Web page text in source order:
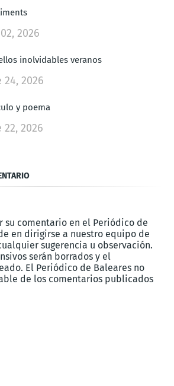
2026
inolvidables veranos
24, 2026
y poema
22, 2026
su comentario en el Periódico de
en dirigirse a nuestro equipo de
sugerencia u observación.
serán borrados y el
El Periódico de Baleares no
de los comentarios publicados